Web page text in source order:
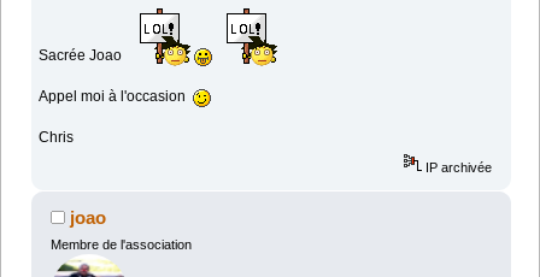
Sacrée Joao
Appel moi à l'occasion
Chris
IP archivée
joao
Membre de l'association